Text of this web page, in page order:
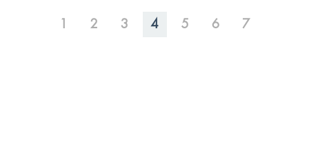
1 2 3 4 5 6 7